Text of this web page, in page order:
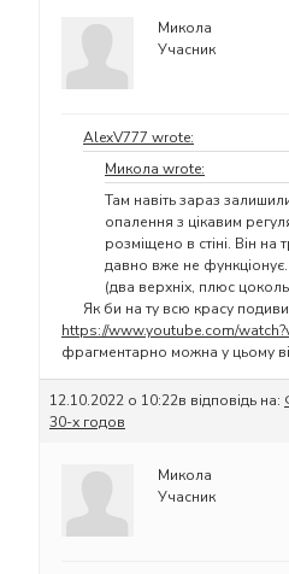
Микола
Учасник
AlexV777 wrote:
Микола wrote:
Там навіть зараз
опалення з цікавим
розміщено в стіні. Він на
давно вже не
(два верхніх, плюс
Як би на ту всю красу
https://www.youtube.com/
фрагментарно можна у цьому
12.10.2022 о 10:22в відповідь на:
30-х годов
Микола
Учасник